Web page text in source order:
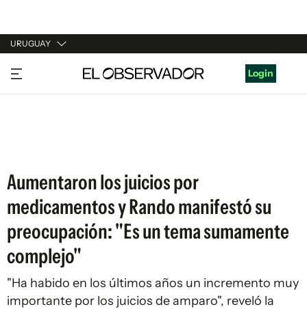
URUGUAY
URUGUAY
ARGENTINA
Login
Aumentaron los juicios por
medicamentos y Rando manifestó su
preocupación: "Es un tema sumamente
complejo"
"Ha habido en los últimos años un incremento muy
importante por los juicios de amparo", reveló la